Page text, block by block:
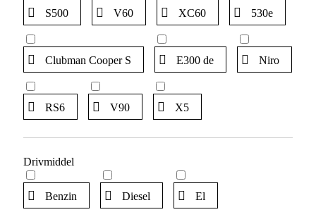
S500 V60 XC60 530e
Clubman Cooper S E300 de Niro
RS6 V90 X5
Drivmiddel
Benzin Diesel El